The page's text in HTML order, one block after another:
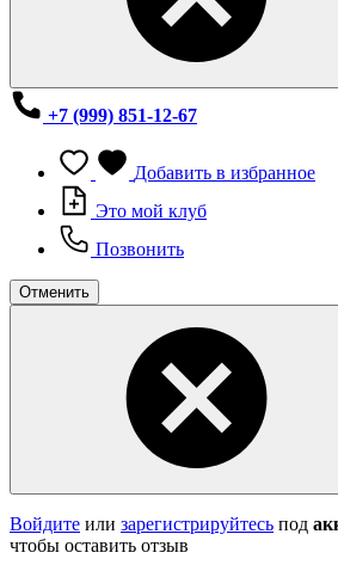
+7 (999) 851-12-67
Добавить в избранное
Это мой клуб
Позвонить
Отменить
Войдите или зарегистрируйтесь под
чтобы оставить отзыв